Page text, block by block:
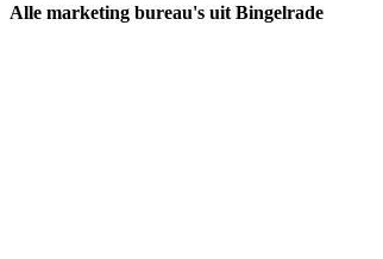
Alle marketing bureau's uit Bingelrade